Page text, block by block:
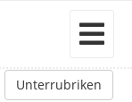
Unterrubriken